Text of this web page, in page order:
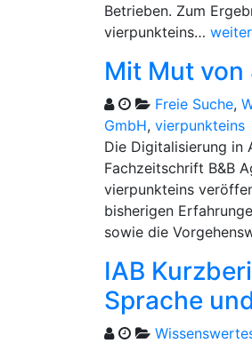
Betrieben. Zum
vierpunkteins…
Mit Mut
Freie Suche,
GmbH, vierpunkteins
Die Digitalisierung in
Fachzeitschrift B&B
vierpunkteins
bisherigen
sowie die
IAB
Sprache